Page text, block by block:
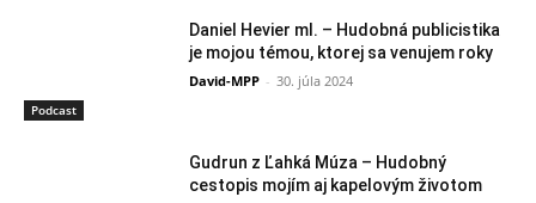
Podcast
Daniel Hevier ml. – Hudobná publicistika
je mojou témou, ktorej sa venujem roky
David-MPP - 30. júla 2024
Gudrun z Ľahká Múza – Hudobný
cestopis mojím aj kapelovým životom